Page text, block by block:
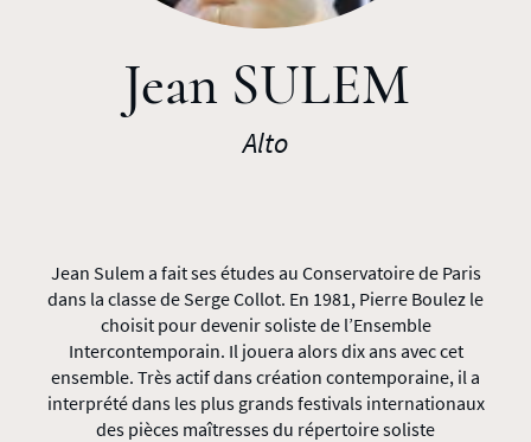
Jean SULEM
Alto
Jean Sulem a fait ses études au Conservatoire de Paris
dans la classe de Serge Collot. En 1981, Pierre Boulez le
choisit pour devenir soliste de l’Ensemble
Intercontemporain. Il jouera alors dix ans avec cet
ensemble. Très actif dans création contemporaine, il a
interprété dans les plus grands festivals internationaux
des pièces maîtresses du répertoire soliste